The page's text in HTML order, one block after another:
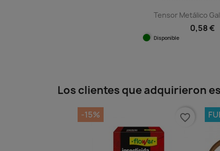
Tensor Metálico
0,58 €
Disponible
Los clientes que adquirieron
-15% favorite_border